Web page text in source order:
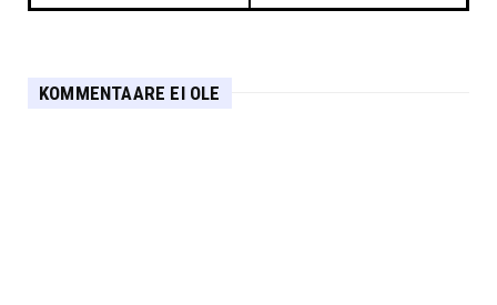
KOMMENTAARE EI OLE